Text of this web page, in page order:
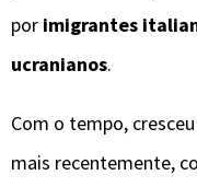
por imigrantes
ucranianos.
Com o tempo,
mais recentemente,